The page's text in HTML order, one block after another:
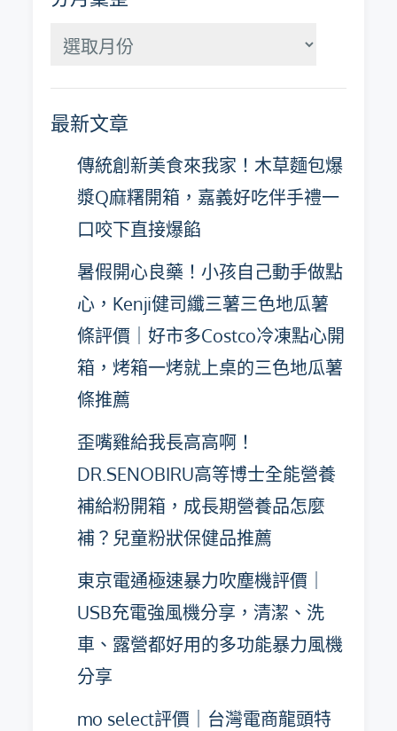
分
整
最新文章
傳統創新美食來我家！木草麵包爆
漿Q麻糬開箱，嘉義好吃伴手禮一
口咬下直接爆餡
暑假開心良藥！小孩自己動手做點
心，Kenji健司纖三薯三色地瓜薯
條評價｜好市多Costco冷凍點心開
箱，烤箱一烤就上桌的三色地瓜薯
條推薦
歪嘴雞給我長高高啊！
DR.SENOBIRU高等博士全能營養
補給粉開箱，成長期營養品怎麼
補？兒童粉狀保健品推薦
東京電通極速暴力吹塵機評價｜
USB充電強風機分享，清潔、洗
車、露營都好用的多功能暴力風機
分享
mo select評價｜台灣電商龍頭特